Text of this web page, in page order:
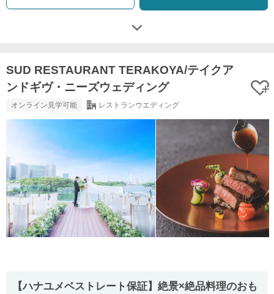
SUD RESTAURANT TERAKOYA/テイクア
ンドギヴ・ニーズウェディング
オンライン見学可能 レストランウエディング
【ハナユメベストレート保証】絶景×絶品料理のおも